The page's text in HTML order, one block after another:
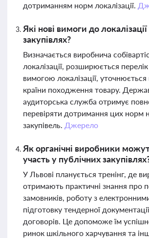
дотриманням норм локалізації.
Які нові вимоги до
закупівлях?
Визначається виробнича
локалізації, розширюється перелік
вимогою локалізації, уточнюється
країни походження товару.
аудиторська служба отримує
перевіряти дотримання цих норм
закупівель. Джерело
Як органічні виробники
участь у публічних
У Львові планується тренінг, де
отримають практичні знання про
замовників, роботу з
підготовку тендерної
договорів. Це допоможе їм
ринок шкільного харчування та